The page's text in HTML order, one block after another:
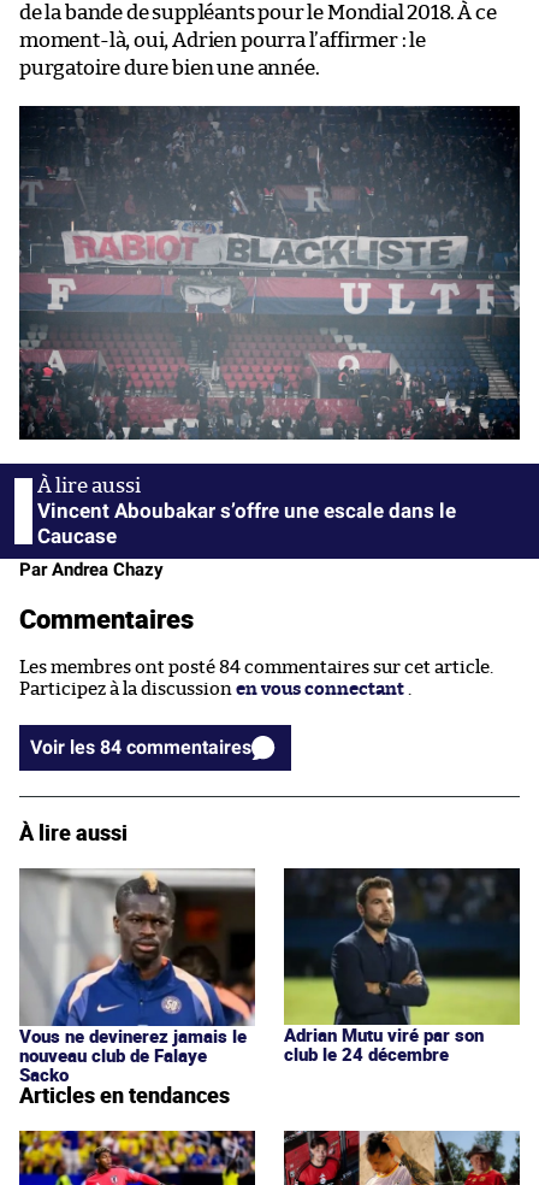
de la bande de suppléants pour le Mondial 2018. À ce
moment-là, oui, Adrien pourra l’affirmer : le
purgatoire dure bien une année.
Vincent Aboubakar s’offre une escale dans le
Caucase
Par Andrea Chazy
Commentaires
Les membres ont posté 84 commentaires sur cet article.
Participez à la discussion en vous connectant .
Voir les 84 commentaires
À lire aussi
Vous ne devinerez jamais le
nouveau club de Falaye
Sacko
Adrian Mutu viré par son
club le 24 décembre
Articles en tendances